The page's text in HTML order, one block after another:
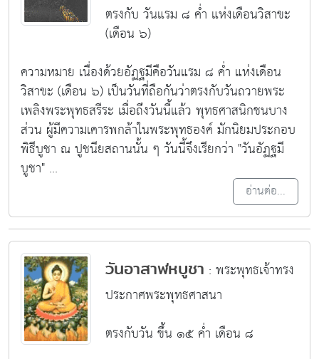
ตรงกับ วันแรม ๘ ค่ำ แห่งเดือนวิสาขะ
(เดือน ๖)
ความหมาย เนื่องด้วยอัฏฐมีคือวันแรม ๘ ค่ำ แห่งเดือน
วิสาขะ (เดือน ๖) เป็นวันที่ถือกันว่าตรงกับวันถวายพระ
เพลิงพระพุทธสรีระ เมื่อถึงวันนี้แล้ว พุทธศาสนิกชนบาง
ส่วน ผู้มีความเคารพกล้าในพระพุทธองค์ มักนิยมประกอบ
พิธีบูชา ณ ปูชนียสถานนั้น ๆ วันนี้จึงเรียกว่า "วันอัฏฐมี
บูชา" ...
อ่านต่อ...
วันอาสาฬหบูชา : พระพุทธเจ้าทรง
ประกาศพระพุทธศาสนา
ตรงกับวัน ขึ้น ๑๕ ค่ำ เดือน ๘